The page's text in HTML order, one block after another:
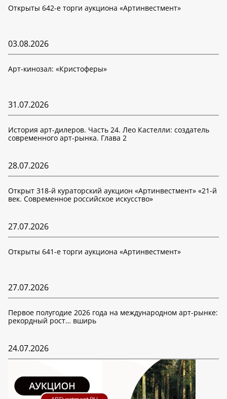
Открыты 642-е торги аукциона «Артинвестмент»
03.08.2026
Арт-кинозал: «Кристоферы»
31.07.2026
История арт-дилеров. Часть 24. Лео Кастелли: создатель
современного арт-рынка. Глава 2
28.07.2026
Открыт 318-й кураторский аукцион «Артинвестмент» «21-й
век. Современное российское искусство»
27.07.2026
Открыты 641-е торги аукциона «Артинвестмент»
27.07.2026
Первое полугодие 2026 года на международном арт-рынке:
рекордный рост… вширь
24.07.2026